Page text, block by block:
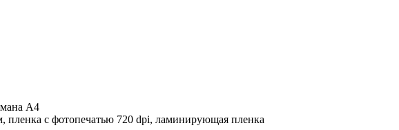
А4
с фотопечатью 720 dpi, ламинирующая пленка